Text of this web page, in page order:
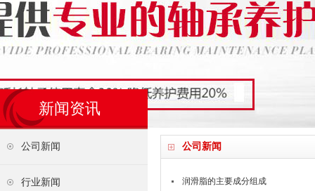
公司新闻
润滑脂的主要成分组成
新闻资讯
公司新闻
行业新闻